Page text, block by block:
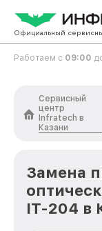
Официальный
Работаем с 09:00
Сервисный
центр
Infratech в
Казани
Замена
IT-204 в